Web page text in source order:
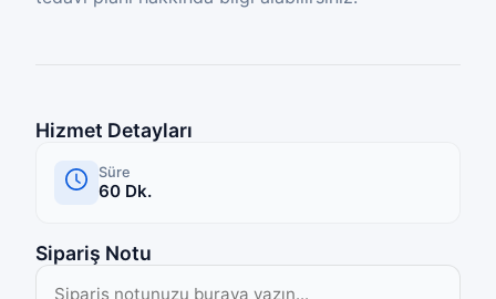
Hizmet Detayları
Süre
60 Dk.
Sipariş Notu